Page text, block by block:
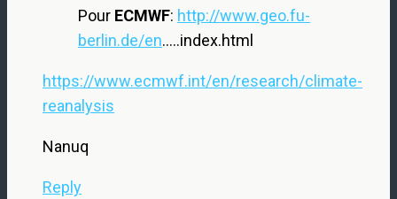
Pour ECMWF: http://www.geo.fu-
berlin.de/en…..index.html
https://www.ecmwf.int/en/research/climate-
reanalysis
Nanuq
Reply